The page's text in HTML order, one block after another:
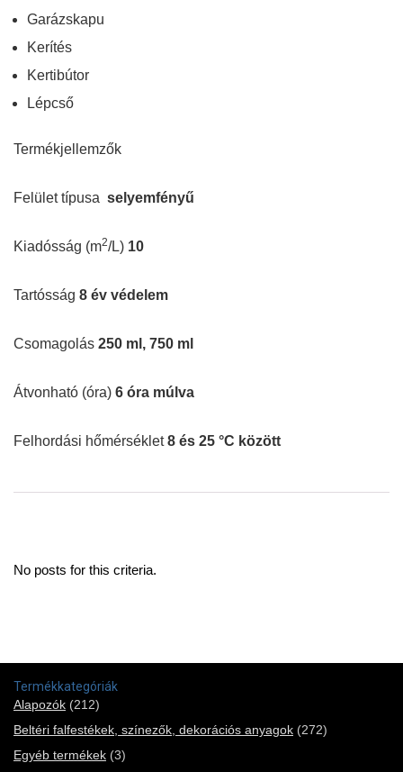
Garázskapu
Kerítés
Kertibútor
Lépcső
Termékjellemzők
Felület típusa selyemfényű
Kiadósság (m2/L) 10
Tartósság 8 év védelem
Csomagolás 250 ml, 750 ml
Átvonható (óra) 6 óra múlva
Felhordási hőmérséklet8 és 25 °C között
No posts for this criteria.
Termékkategóriák
Alapozók (212)
Beltéri falfestékek, színezők, dekorációs anyagok (272)
Egyéb termékek (3)